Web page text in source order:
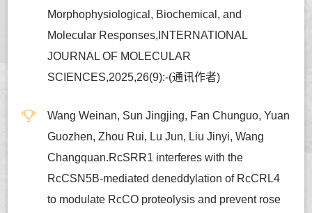
Morphophysiological, Biochemical, and
Molecular Responses,INTERNATIONAL
JOURNAL OF MOLECULAR
SCIENCES,2025,26(9):-(通讯作者)
Wang Weinan, Sun Jingjing, Fan Chunguo, Yuan
Guozhen, Zhou Rui, Lu Jun, Liu Jinyi, Wang
Changquan.RcSRR1 interferes with the
RcCSN5B-mediated deneddylation of RcCRL4
to modulate RcCO proteolysis and prevent rose